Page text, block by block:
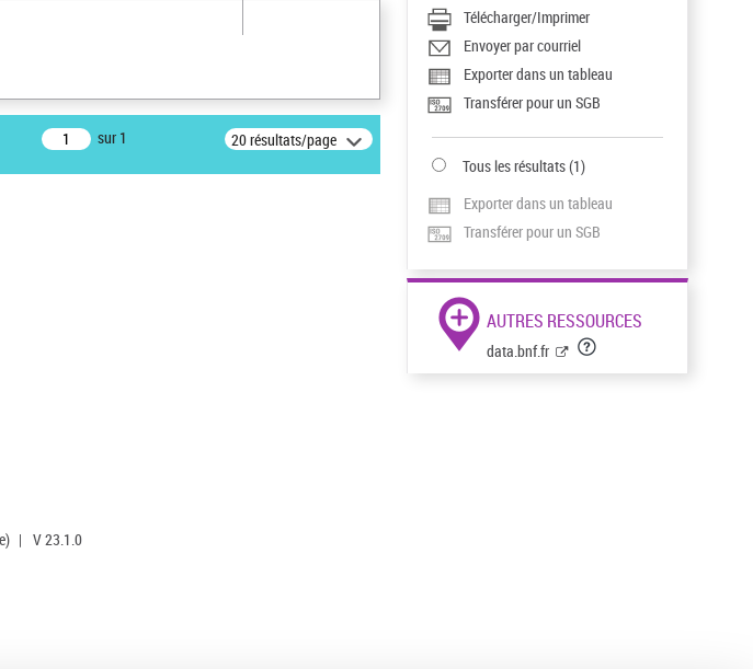
sur 1 20 résultats/page
Télécharger/Imprimer
Envoyer par courriel
Exporter dans un tableau
Transférer pour un SGB
Tous les résultats(1)
Exporter dans un tableau
Transférer pour un SGB
AUTRES RESSOURCES
data.bnf.fr
| V 23.1.0